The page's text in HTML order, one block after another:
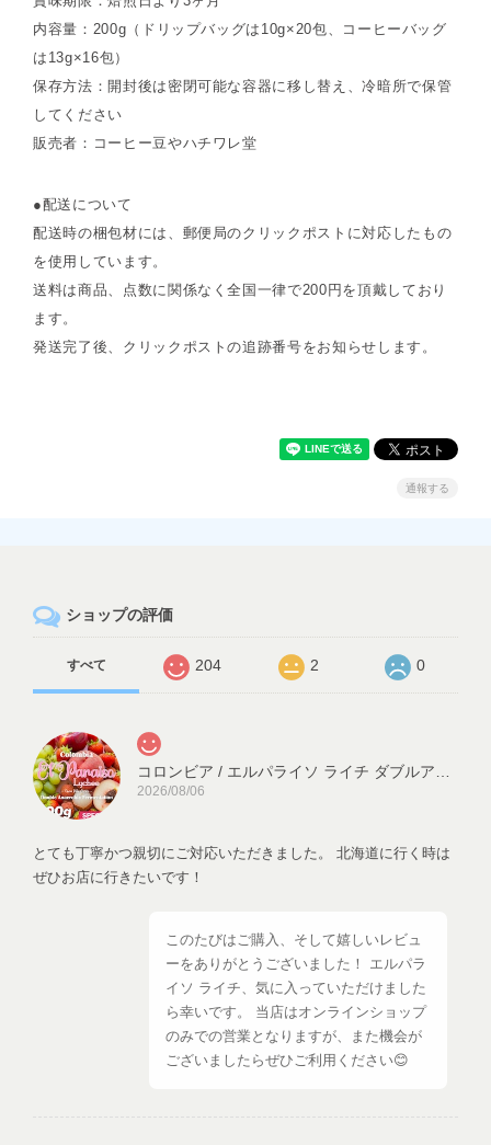
内容量：200g（ドリップバッグは10g×20包、コーヒーバッグ
は13g×16包）
保存方法：開封後は密閉可能な容器に移し替え、冷暗所で保管
してください
販売者：コーヒー豆やハチワレ堂
●配送について
配送時の梱包材には、郵便局のクリックポストに対応したもの
を使用しています。
送料は商品、点数に関係なく全国一律で200円を頂戴しており
ます。
発送完了後、クリックポストの追跡番号をお知らせします。
通報する
ショップの評価
すべて 204 2 0
2026/08/06
とても丁寧かつ親切にご対応いただきました。 北海道に行く時は
ぜひお店に行きたいです！
このたびはご購入、そして嬉しいレビュ
ーをありがとうございました！ エルパラ
イソ ライチ、気に入っていただけました
ら幸いです。 当店はオンラインショップ
のみでの営業となりますが、また機会が
ございましたらぜひご利用ください😊